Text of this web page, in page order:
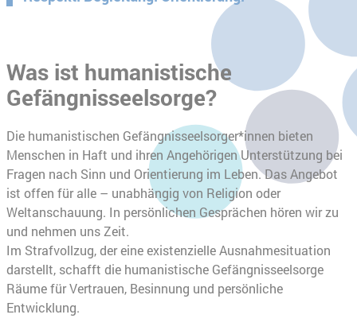
Was ist humanistische
Gefängnisseelsorge?
Die humanistischen Gefängnisseelsorger*innen bieten
Menschen in Haft und ihren Angehörigen Unterstützung bei
Fragen nach Sinn und Orientierung im Leben. Das Angebot
ist offen für alle – unabhängig von Religion oder
Weltanschauung. In persönlichen Gesprächen hören wir zu
und nehmen uns Zeit.
Im Strafvollzug, der eine existenzielle Ausnahmesituation
darstellt, schafft die humanistische Gefängnisseelsorge
Räume für Vertrauen, Besinnung und persönliche
Entwicklung.